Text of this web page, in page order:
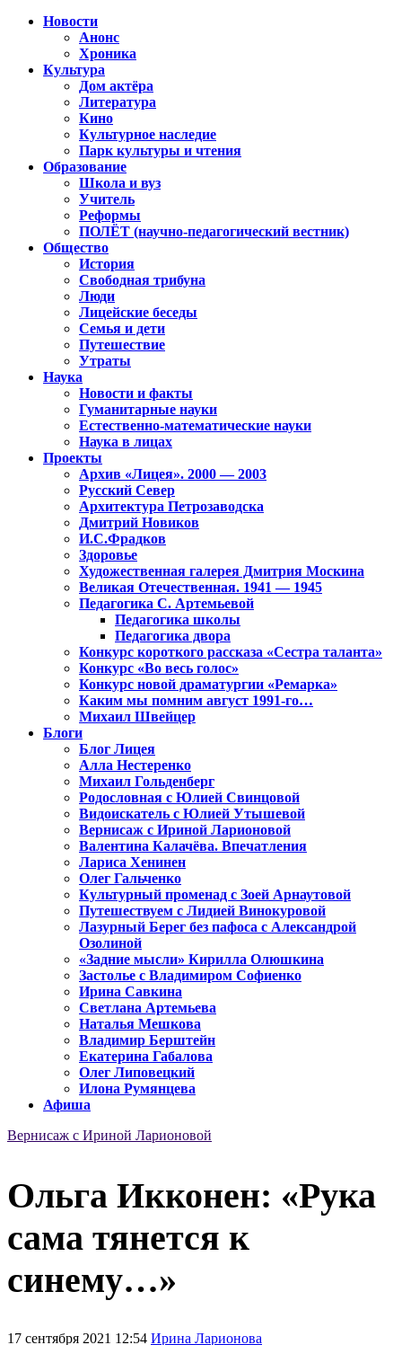
Новости
Анонс
Хроника
Культура
Дом актёра
Литература
Кино
Культурное наследие
Парк культуры и чтения
Образование
Школа и вуз
Учитель
Реформы
ПОЛЁТ (научно-педагогический вестник)
Общество
История
Свободная трибуна
Люди
Лицейские беседы
Семья и дети
Путешествие
Утраты
Наука
Новости и факты
Гуманитарные науки
Естественно-математические науки
Наука в лицах
Проекты
Архив «Лицея». 2000 — 2003
Русский Север
Архитектура Петрозаводска
Дмитрий Новиков
И.С.Фрадков
Здоровье
Художественная галерея Дмитрия Москина
Великая Отечественная. 1941 — 1945
Педагогика С. Артемьевой
Педагогика школы
Педагогика двора
Конкурс короткого рассказа «Сестра таланта»
Конкурс «Во весь голос»
Конкурс новой драматургии «Ремарка»
Каким мы помним август 1991-го…
Михаил Швейцер
Блоги
Блог Лицея
Алла Нестеренко
Михаил Гольденберг
Родословная с Юлией Свинцовой
Видоискатель с Юлией Утышевой
Вернисаж с Ириной Ларионовой
Валентина Калачёва. Впечатления
Лариса Хенинен
Олег Гальченко
Культурный променад с Зоей Арнаутовой
Путешествуем с Лидией Винокуровой
Лазурный Берег без пафоса с Александрой
Озолиной
«Задние мысли» Кирилла Олюшкина
Застолье с Владимиром Софиенко
Ирина Савкина
Светлана Артемьева
Наталья Мешкова
Владимир Берштейн
Екатерина Габалова
Олег Липовецкий
Илона Румянцева
Афиша
Вернисаж с Ириной Ларионовой
Ольга Икконен: «Рука
сама тянется к
синему…»
17 сентября 2021 12:54 Ирина Ларионова